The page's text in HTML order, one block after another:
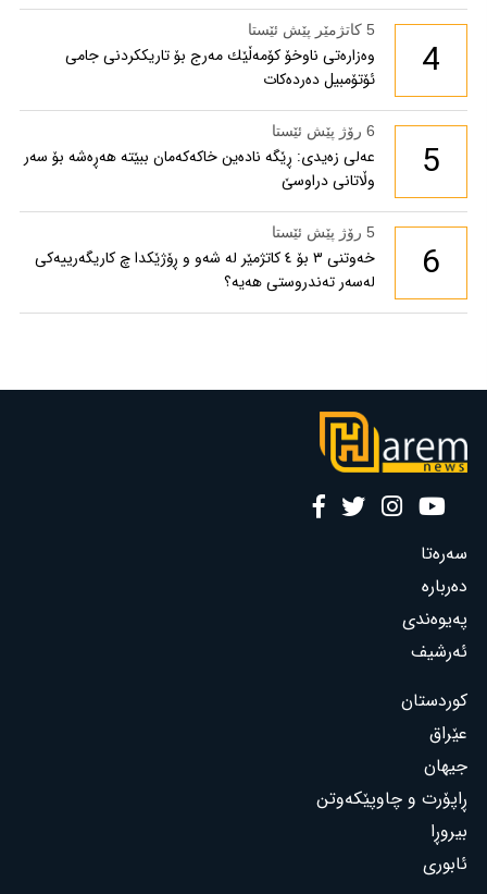
4
5 کاتژمێر پێش ئێستا
وەزارەتی ناوخۆ كۆمەڵێك مەرج بۆ تاریككردنی جامی
ئۆتۆمبیل دەردەكات
5
6 رۆژ پێش ئێستا
عەلی زەیدی: ڕێگە نادەین خاکەکەمان ببێتە هەڕەشە بۆ سەر
وڵاتانی دراوسێ
6
5 رۆژ پێش ئێستا
خەوتنی ٣ بۆ ٤ کاتژمێر لە شەو و ڕۆژێکدا چ کاریگەرییەکی
لەسەر تەندروستی هەیە؟
سەرەتا
دەربارە
پەیوەندی
ئەرشیف
کوردستان
عێراق
جیهان
ڕاپۆرت و چاوپێکەوتن
بیروڕا
ئابوری